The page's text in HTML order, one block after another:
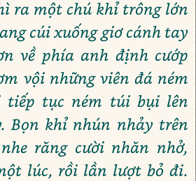
ra một chú khỉ trông lớn
cúi xuống giơ cánh tay
về phía anh định cướp
vội những viên đá ném
tiếp tục ném túi bụi lên
Bọn khỉ nhún nhảy trên
răng cười nhăn nhở,
lúc, rồi lần lượt bỏ đi.